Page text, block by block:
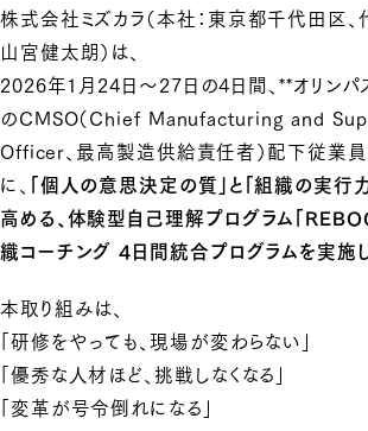
株式会社ミズカラ（本社：東京都千代田区、
山宮健太朗）は、
2026年1月24日〜27日の4日間、**オリン
のCMSO（Chief Manufacturing and
Officer、最高製造供給責任者）配下従業
に、 「個人の意思決定の質」と「組織の実行
高める、体験型自己理解プログラム「
織コーチング 4日間統合プログラムを実施し
本取り組みは、
「研修をやっても、現場が変わらない」
「優秀な人材ほど、挑戦しなくなる」
「変革が号令倒れになる」